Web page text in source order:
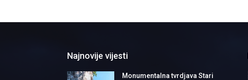
Najnovije vijesti
Monumentalna tvrdjava Stari